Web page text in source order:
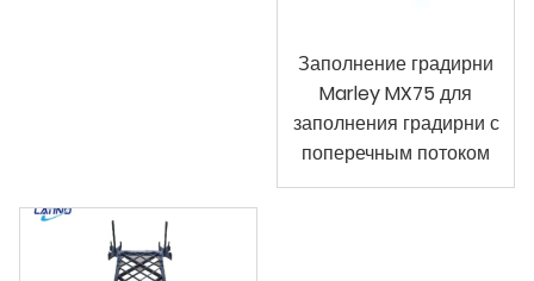
Заполнение градирни
Marley MX75 для
заполнения градирни с
поперечным потоком